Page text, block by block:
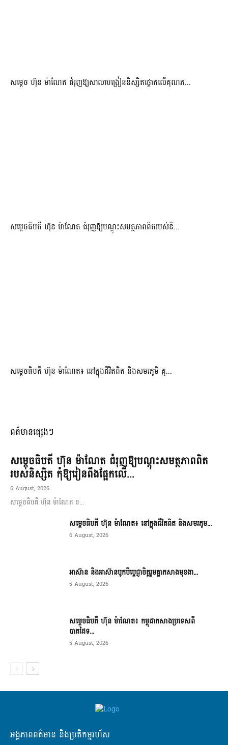
សម្តេច ហ៊ុន ម៉ាណែត ជំរុញឱ្យសាលាបង្រៀននិស្សិតផ្តោតលើគុណភ...
សម្តេចធិបតី ហ៊ុន ម៉ាណែត ជំរុញឱ្យបណ្តុះសមត្ថភាពពិតរបស់និ...
សម្តេចធិបតី ហ៊ុន ម៉ាណែត៖ នៅក្នុងជីវិតពិត និងសមរភូមិ គ្ម...
ពត៌មានផ្សេងៗ
សម្តេចធិបតី ហ៊ុន ម៉ាណែត ជំរុញឱ្យបណ្តុះសមត្ថភាពពិត
របស់និស្សិត កុំឱ្យរៀនពឹងផ្អែកលើ...
6 August, 2026
សម្តេចធិបតី ហ៊ុន ម៉ាណែត ន...
សម្តេចធិបតី ហ៊ុន ម៉ាណែត៖ នៅក្នុងជីវិតពិត និងសមរភូម...
6 August, 2026
អាស៊ាន និងអាស៊ានបូកបីប្តេជ្ញាចិត្តរួមគ្នាកសាងមុខងា...
5 August, 2026
សម្ដេចធិបតី ហ៊ុន ម៉ាណែត៖ កម្ពុជាកសាងប្រទេសពី
បាតដៃទ...
5 August, 2026
អង្គភាពពត៌មាន និងប្រតិកម្មរហ័ស